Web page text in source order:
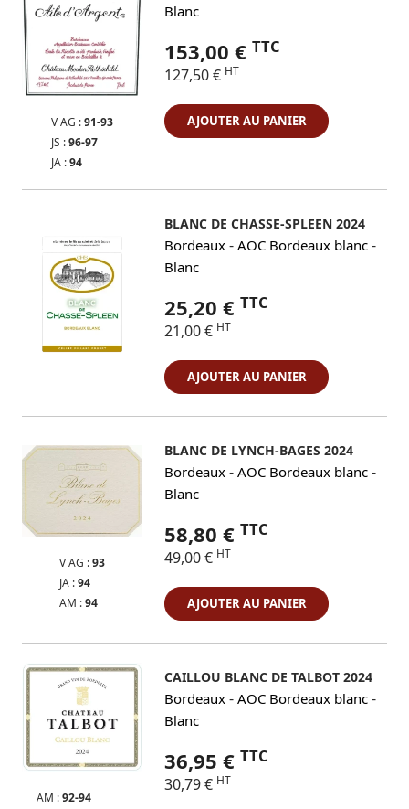
V AG :91-93
JS :96-97
JA :94
Blanc
153,00 € TTC
127,50 € HT
AJOUTER AU PANIER
BLANC DE CHASSE-SPLEEN 2024
Bordeaux - AOC Bordeaux blanc -
Blanc
25,20 € TTC
21,00 € HT
AJOUTER AU PANIER
V AG :93
JA :94
AM :94
BLANC DE LYNCH-BAGES 2024
Bordeaux - AOC Bordeaux blanc -
Blanc
58,80 € TTC
49,00 € HT
AJOUTER AU PANIER
AM :92-94
CAILLOU BLANC DE TALBOT 2024
Bordeaux - AOC Bordeaux blanc -
Blanc
36,95 € TTC
30,79 € HT